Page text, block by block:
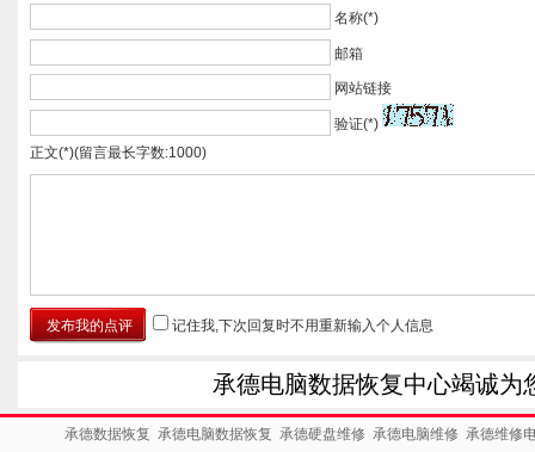
名称(*)
邮箱
网站链接
验证(*)
正文(*)(留言最长字数:1000)
记住我,下次回复时不用重新输入个人信息
承德电脑数据恢复中心竭诚为
承德数据恢复 承德电脑数据恢复 承德硬盘维修 承德电脑维修 承德维修